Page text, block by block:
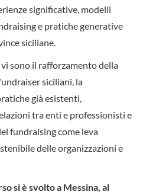
significative, modelli
e pratiche generative
siciliane.
sono il rafforzamento della
siciliani, la
già esistenti,
tra enti e professionisti e
fundraising come leva
delle organizzazioni e
si è svolto a Messina, al